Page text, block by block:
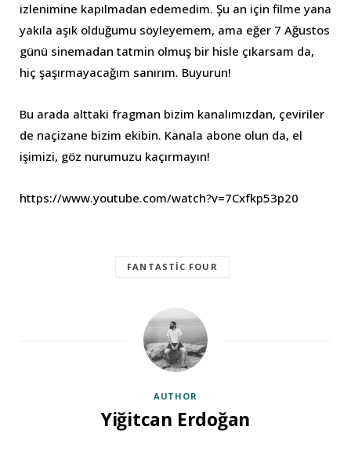
izlenimine kapılmadan edemedim. Şu an için filme yana
yakıla aşık olduğumu söyleyemem, ama eğer 7 Ağustos
günü sinemadan tatmin olmuş bir hisle çıkarsam da,
hiç şaşırmayacağım sanırım. Buyurun!
Bu arada alttaki fragman bizim kanalımızdan, çeviriler
de naçizane bizim ekibin. Kanala abone olun da, el
işimizi, göz nurumuzu kaçırmayın!
https://www.youtube.com/watch?v=7Cxfkp53p20
FANTASTIC FOUR
AUTHOR
Yiğitcan Erdoğan